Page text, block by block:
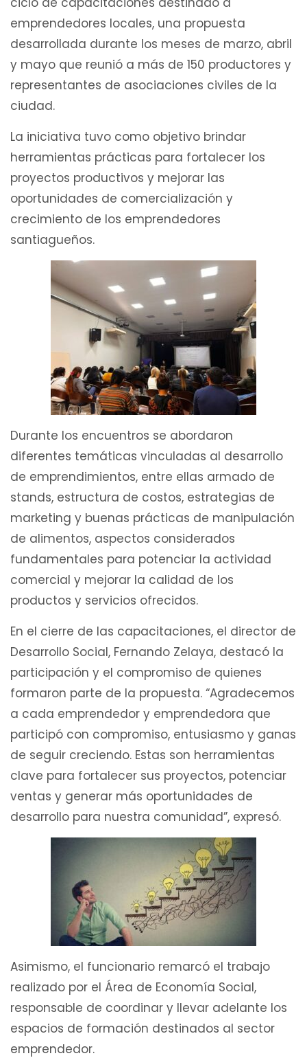
emprendedores locales, una propuesta
desarrollada durante los meses de marzo, abril
y mayo que reunió a más de 150 productores y
representantes de asociaciones civiles de la
ciudad.
La iniciativa tuvo como objetivo brindar
herramientas prácticas para fortalecer los
proyectos productivos y mejorar las
oportunidades de comercialización y
crecimiento de los emprendedores
santiagueños.
Durante los encuentros se abordaron
diferentes temáticas vinculadas al desarrollo
de emprendimientos, entre ellas armado de
stands, estructura de costos, estrategias de
marketing y buenas prácticas de manipulación
de alimentos, aspectos considerados
fundamentales para potenciar la actividad
comercial y mejorar la calidad de los
productos y servicios ofrecidos.
En el cierre de las capacitaciones, el director de
Desarrollo Social, Fernando Zelaya, destacó la
participación y el compromiso de quienes
formaron parte de la propuesta. “Agradecemos
a cada emprendedor y emprendedora que
participó con compromiso, entusiasmo y ganas
de seguir creciendo. Estas son herramientas
clave para fortalecer sus proyectos, potenciar
ventas y generar más oportunidades de
desarrollo para nuestra comunidad”, expresó.
Asimismo, el funcionario remarcó el trabajo
realizado por el Área de Economía Social,
responsable de coordinar y llevar adelante los
espacios de formación destinados al sector
emprendedor.